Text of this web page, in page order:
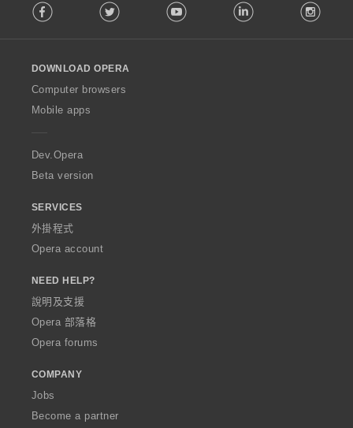
o
w
O
p
a
Facebook Twitter Youtube LinkedIn
DOWNLOAD OPERA
Computer browsers
Mobile apps
Dev.Opera
Beta version
SERVICES
外掛程式
Opera account
NEED HELP?
說明及支援
Opera 部落格
Opera forums
COMPANY
Jobs
Become a partner